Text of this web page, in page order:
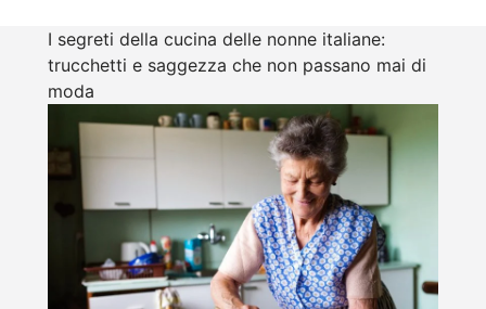
I segreti della cucina delle nonne italiane:
trucchetti e saggezza che non passano mai di
moda